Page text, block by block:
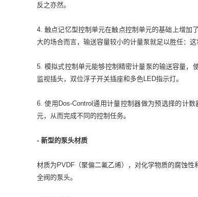
反之亦然。
4. 触点记忆型控制单元在触点控制单元的基础上增加
大的场合而言，输送容量较小的计量泵就足以胜任：这
5. 模拟式控制单元能够控制精密计量泵的输送容量，
监视插头，双位浮子开关插座和多色LED指示灯。
6. 使用Dos-Control通用计量控制器做为预选择的计
元，从而完成不同的控制任务。
- 新型的泵头材质
材质为PVDF（聚偏二氟乙烯），对化学物质的腐蚀
全阀的泵头。